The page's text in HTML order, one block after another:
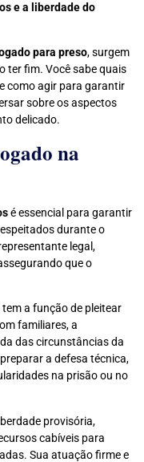
e a liberdade do
para preso, surgem
ter fim. Você sabe quais
como agir para garantir
sobre os aspectos
delicado.
na
é essencial para garantir
durante o
legal,
que o
a função de pleitear
familiares, a
das circunstâncias da
a defesa técnica,
na prisão ou no
provisória,
cabíveis para
Sua atuação firme e